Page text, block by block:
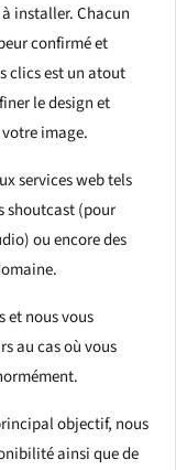
installer. Chacun
confirmé et
clics est un atout
le design et
image.
services web tels
shoutcast (pour
ou encore des
et nous vous
au cas où vous
objectif, nous
ainsi que de